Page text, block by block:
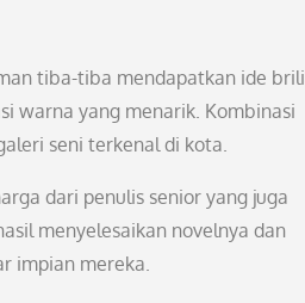
tiba-tiba mendapatkan ide
warna yang menarik. Kombinasi
seni terkenal di kota.
dari penulis senior yang juga
menyelesaikan novelnya dan
impian mereka.